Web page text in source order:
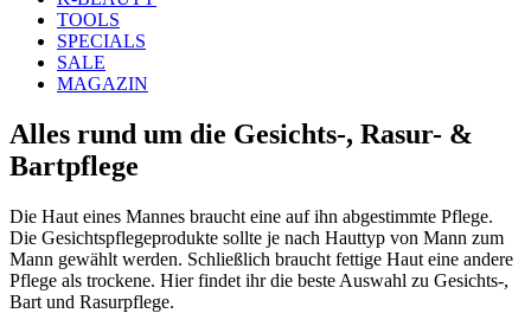
TOOLS
SPECIALS
SALE
MAGAZIN
Alles rund um die Gesichts-, Rasur- &
Bartpflege
Die Haut eines Mannes braucht eine auf ihn abgestimmte Pflege.
Die Gesichtspflegeprodukte sollte je nach Hauttyp von Mann zum
Mann gewählt werden. Schließlich braucht fettige Haut eine andere
Pflege als trockene. Hier findet ihr die beste Auswahl zu Gesichts-,
Bart und Rasurpflege.